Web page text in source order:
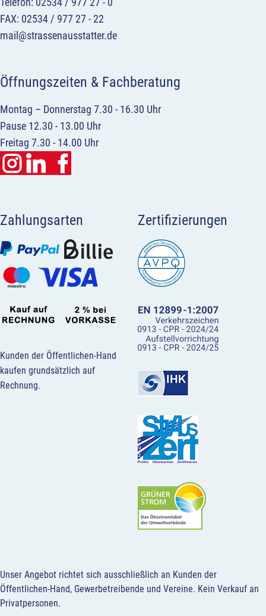
FAX: 02534 / 977 27 - 22
mail@strassenausstatter.de
Öffnungszeiten & Fachberatung
Montag – Donnerstag 7.30 - 16.30 Uhr
Pause 12.30 - 13.00 Uhr
Freitag 7.30 - 14.00 Uhr
Zahlungsarten
Kunden der Öffentlichen-Hand
kaufen grundsätzlich auf
Rechnung.
Zertifizierungen
Unser Angebot richtet sich ausschließlich an Kunden der
Öffentlichen-Hand, Gewerbetreibende und Vereine. Kein Verkauf an
Privatpersonen.